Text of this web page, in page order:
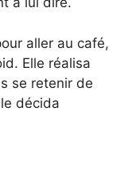
aller au café,
Elle réalisa
se retenir de
décida